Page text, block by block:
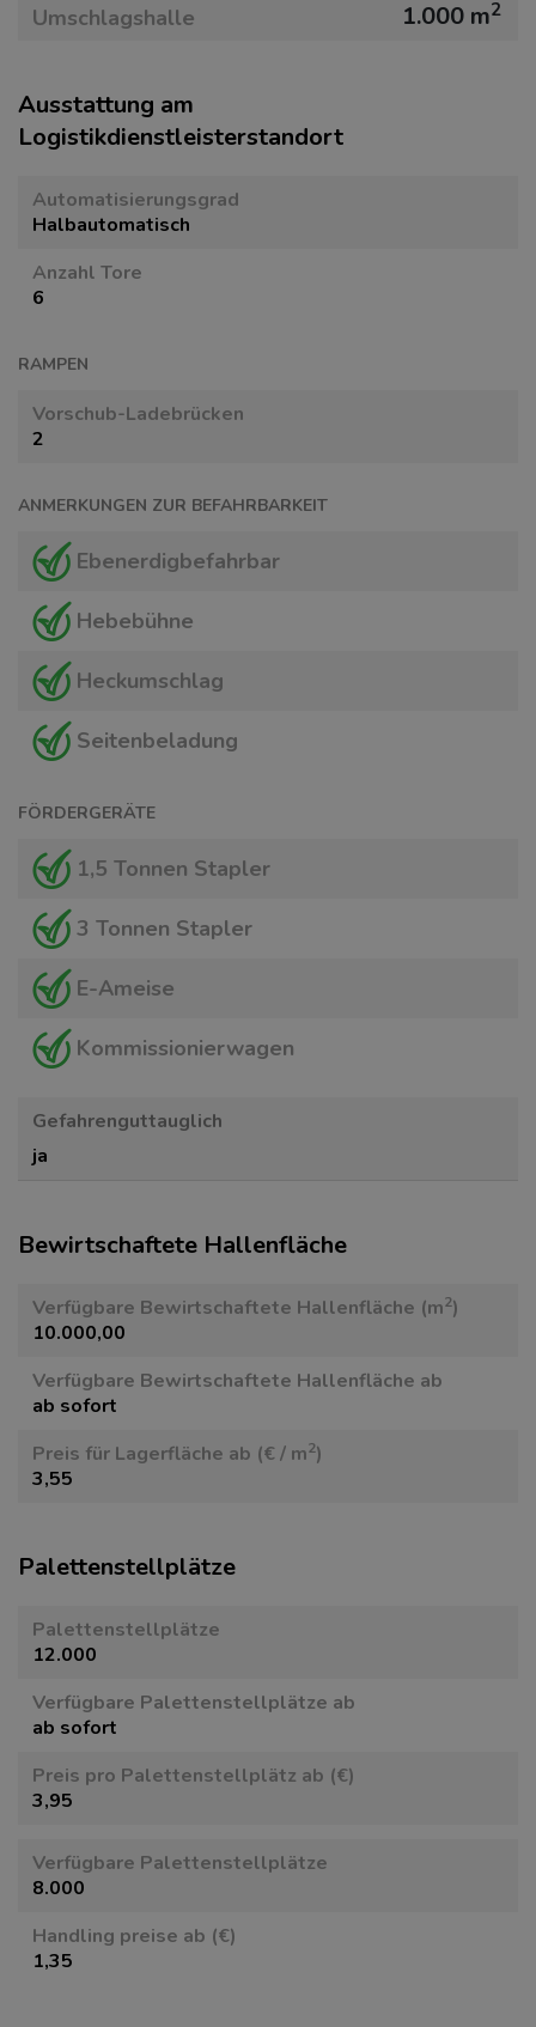
Umschlagshalle 1.000 m2
Ausstattung am
Logistikdienstleisterstandort
Automatisierungsgrad
Halbautomatisch
Anzahl Tore
6
RAMPEN
Vorschub-Ladebrücken
2
ANMERKUNGEN ZUR BEFAHRBARKEIT
Ebenerdigbefahrbar
Hebebühne
Heckumschlag
Seitenbeladung
FÖRDERGERÄTE
1,5 Tonnen Stapler
3 Tonnen Stapler
E-Ameise
Kommissionierwagen
Gefahrenguttauglich
ja
Bewirtschaftete Hallenfläche
Verfügbare Bewirtschaftete Hallenfläche (m2)
10.000,00
Verfügbare Bewirtschaftete Hallenfläche ab
ab sofort
Preis für Lagerfläche ab (€ / m2)
3,55
Paletten­stellplätze
Paletten­stellplätze
12.000
Verfügbare Paletten­stellplätze ab
ab sofort
Preis pro Paletten­stellplätz ab (€)
3,95
Verfügbare Paletten­stellplätze
8.000
Handling preise ab (€)
1,35